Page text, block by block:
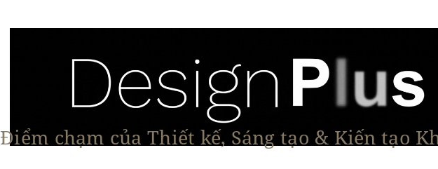
Điểm chạm của Thiết kế, Sáng tạo & Kiến tạo